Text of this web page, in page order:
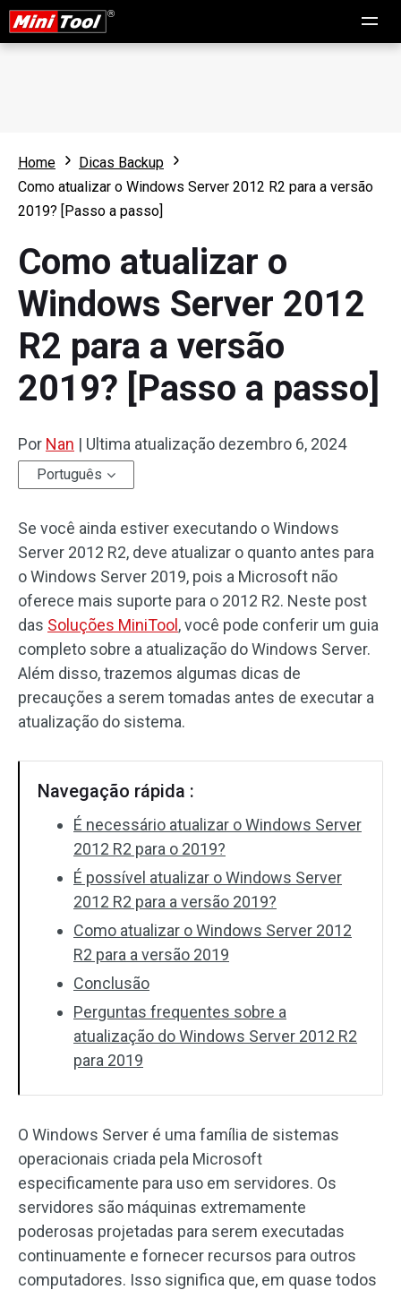
Home
Dicas Backup
Como atualizar o Windows Server 2012 R2 para a versão
2019? [Passo a passo]
Como atualizar o
Windows Server 2012
R2 para a versão
2019? [Passo a passo]
Por Nan | Ultima atualização dezembro 6, 2024
Português
Se você ainda estiver executando o Windows
Server 2012 R2, deve atualizar o quanto antes para
o Windows Server 2019, pois a Microsoft não
oferece mais suporte para o 2012 R2. Neste post
das Soluções MiniTool , você pode conferir um guia
completo sobre a atualização do Windows Server.
Além disso, trazemos algumas dicas de
precauções a serem tomadas antes de executar a
atualização do sistema.
Navegação rápida :
É necessário atualizar o Windows Server
2012 R2 para o 2019?
É possível atualizar o Windows Server
2012 R2 para a versão 2019?
Como atualizar o Windows Server 2012
R2 para a versão 2019
Conclusão
Perguntas frequentes sobre a
atualização do Windows Server 2012 R2
para 2019
O Windows Server é uma família de sistemas
operacionais criada pela Microsoft
especificamente para uso em servidores. Os
servidores são máquinas extremamente
poderosas projetadas para serem executadas
continuamente e fornecer recursos para outros
computadores. Isso significa que, em quase todos